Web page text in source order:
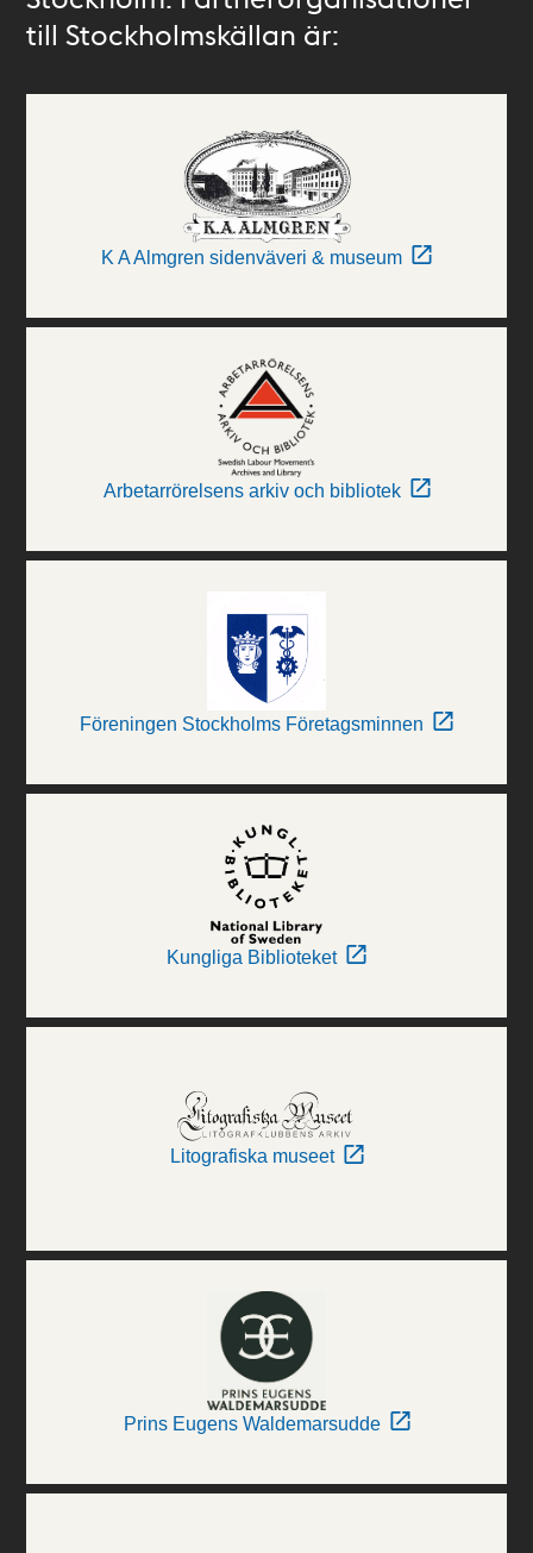
till Stockholmskällan är:
K A Almgren sidenväveri & museum
Arbetarrörelsens arkiv och bibliotek
Föreningen Stockholms Företagsminnen
Kungliga Biblioteket
Litografiska museet
Prins Eugens Waldemarsudde